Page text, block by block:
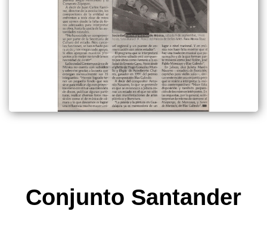
Conjunto Santander